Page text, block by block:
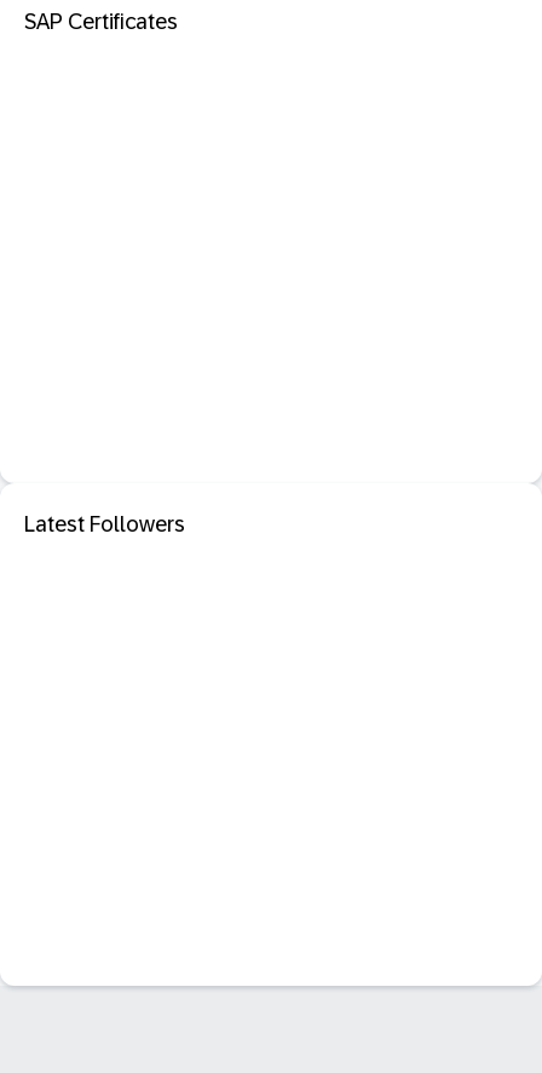
SAP Certificates
Latest Followers